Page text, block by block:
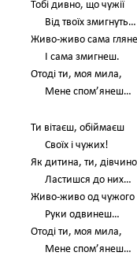
Тобі дивно, що чужії
Від твоїх змигнуть…
Живо-живо сама
І сама змигнеш.
Отоді ти, моя мила,
Мене спом’янеш…
Ти вітаєш, обіймаєш
Своїх і чужих!
Як дитина, ти,
Ластишся до них…
Живо-живо од чужого
Руки одвинеш…
Отоді ти, моя мила,
Мене спом’янеш…